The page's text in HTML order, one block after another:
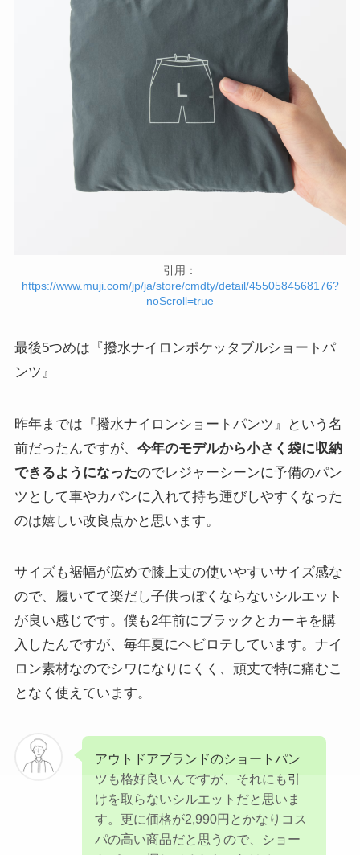
引用：
https://www.muji.com/jp/ja/store/cmdty/detail/4550584568176?
noScroll=true
最後5つめは『撥水ナイロンポケッタブルショートパ
ンツ』
昨年までは『撥水ナイロンショートパンツ』という名
前だったんですが、 今年のモデルから小さく袋に収納
できるようになったのでレジャーシーンに予備のパン
ツとして車やカバンに入れて持ち運びしやすくなった
のは嬉しい改良点かと思います。
サイズも裾幅が広めで膝上丈の使いやすいサイズ感な
ので、履いてて楽だし子供っぽくならないシルエット
が良い感じです。僕も2年前にブラックとカーキを購
入したんですが、毎年夏にヘビロテしています。ナイ
ロン素材なのでシワになりにくく、頑丈で特に痛むこ
となく使えています。
アウトドアブランドのショートパン
ツも格好良いんですが、それにも引
けを取らないシルエットだと思いま
す。更に価格が2,990円とかなりコス
パの高い商品だと思うので、ショー